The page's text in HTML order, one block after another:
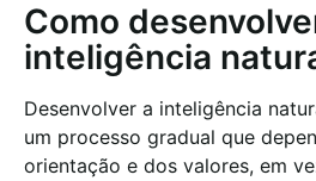
Como
inteligência
Desenvolver a inteligência
um processo gradual que
orientação e dos valores, em